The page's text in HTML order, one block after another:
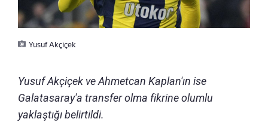
Yusuf Akçiçek
Yusuf Akçiçek ve Ahmetcan Kaplan'ın ise
Galatasaray'a transfer olma fikrine olumlu
yaklaştığı belirtildi.